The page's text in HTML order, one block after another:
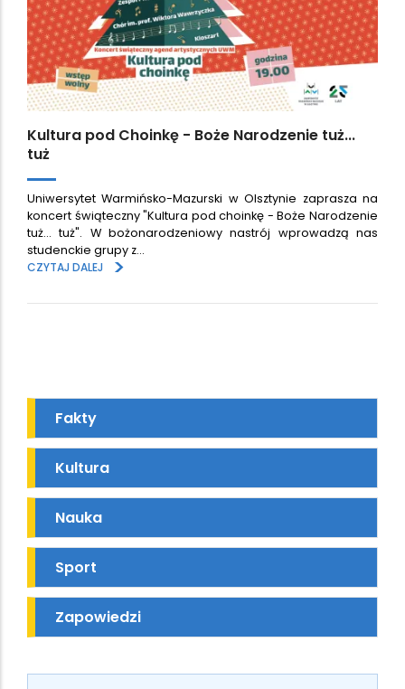
Kultura pod Choinkę - Boże Narodzenie tuż...
tuż
Uniwersytet Warmińsko-Mazurski w Olsztynie zaprasza na
koncert świąteczny "Kultura pod choinkę - Boże Narodzenie
tuż... tuż". W bożonarodzeniowy nastrój wprowadzą nas
studenckie grupy z…
CZYTAJ DALEJ
>
Fakty
Kultura
Nauka
Sport
Zapowiedzi